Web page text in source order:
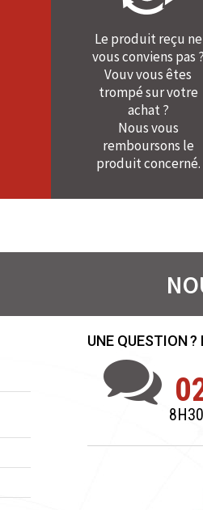
Le produit reçu ne
vous conviens pas ?
Vouv vous êtes
trompé sur votre
achat ?
Nous vous
remboursons le
produit concerné.
UNE QUESTION